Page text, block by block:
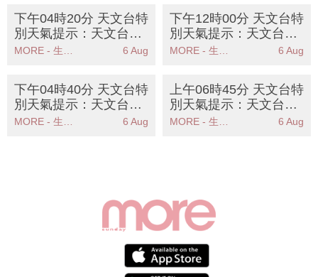
下午04時20分 天文台特
別天氣提示：天文台提
醒高溫天氣持續市民需
MORE - 生活品味 6 Aug
下午12時00分 天文台特
別天氣提示：天文台提
醒週末酷熱天氣市民需
MORE - 生活品味 6 Aug
下午04時40分 天文台特
別天氣提示：天文台預
測週末酷熱天氣市民需
6 Aug
上午06時45分 天文台特
別天氣提示：天文台提
醒市民高溫天氣持續請
6 Aug